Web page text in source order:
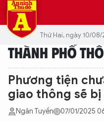
Thứ Hai, ngày 10/
THÀNH PHỐ
Phương tiện
giao thông sẽ
Ngân Tuyền 07/01/2025